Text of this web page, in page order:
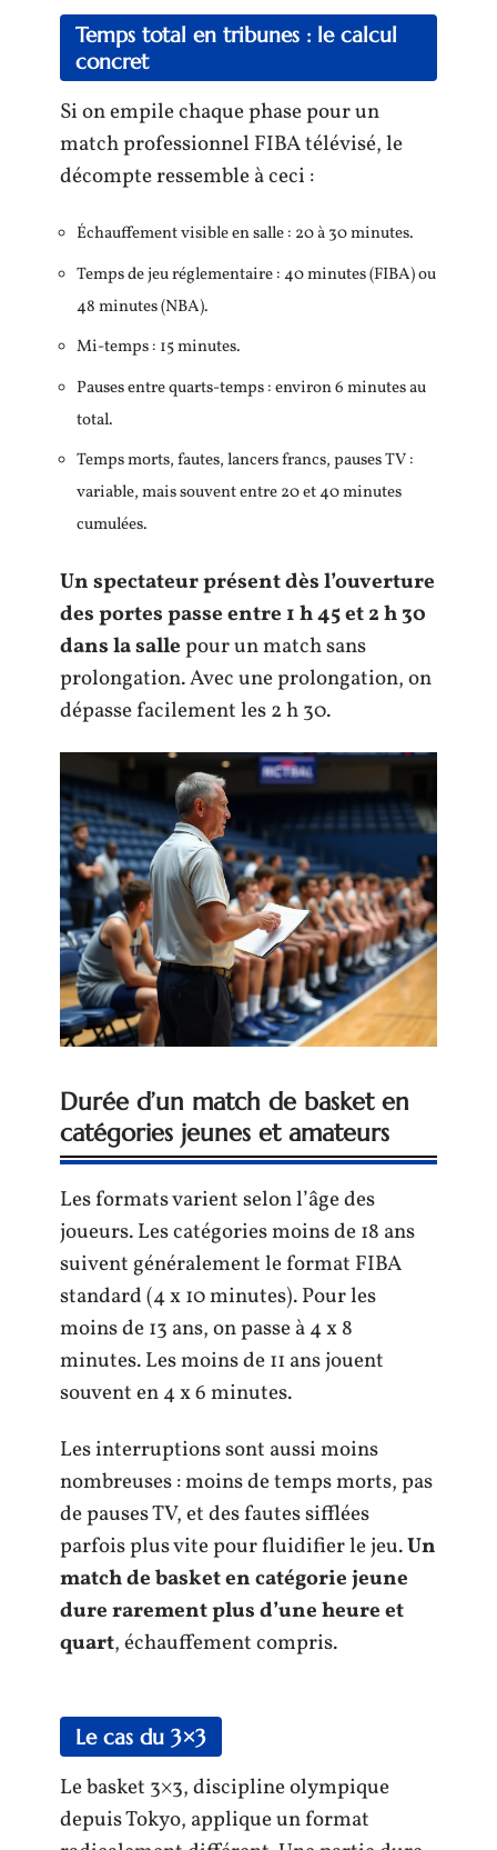
Temps total en tribunes : le calcul
concret
Si on empile chaque phase pour un
match professionnel FIBA télévisé, le
décompte ressemble à ceci :
Échauffement visible en salle : 20 à 30 minutes.
Temps de jeu réglementaire : 40 minutes (FIBA) ou
48 minutes (NBA).
Mi-temps : 15 minutes.
Pauses entre quarts-temps : environ 6 minutes au
total.
Temps morts, fautes, lancers francs, pauses TV :
variable, mais souvent entre 20 et 40 minutes
cumulées.
Un spectateur présent dès l’ouverture
des portes passe entre 1 h 45 et 2 h 30
dans la sallepour un match sans
prolongation. Avec une prolongation, on
dépasse facilement les 2 h 30.
Durée d’un match de basket en
catégories jeunes et amateurs
Les formats varient selon l’âge des
joueurs. Les catégories moins de 18 ans
suivent généralement le format FIBA
standard (4 x 10 minutes). Pour les
moins de 13 ans, on passe à 4 x 8
minutes. Les moins de 11 ans jouent
souvent en 4 x 6 minutes.
Les interruptions sont aussi moins
nombreuses : moins de temps morts, pas
de pauses TV, et des fautes sifflées
parfois plus vite pour fluidifier le jeu.Un
match de basket en catégorie jeune
dure rarement plus d’une heure et
quart, échauffement compris.
Le cas du 3×3
Le basket 3×3, discipline olympique
depuis Tokyo, applique un format